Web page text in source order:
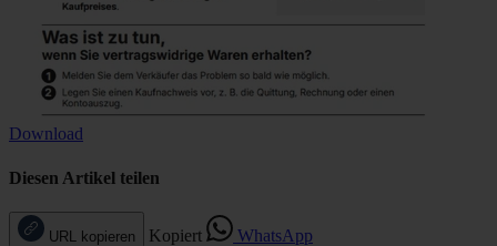
Download
Diesen Artikel teilen
URL kopieren Kopiert WhatsApp